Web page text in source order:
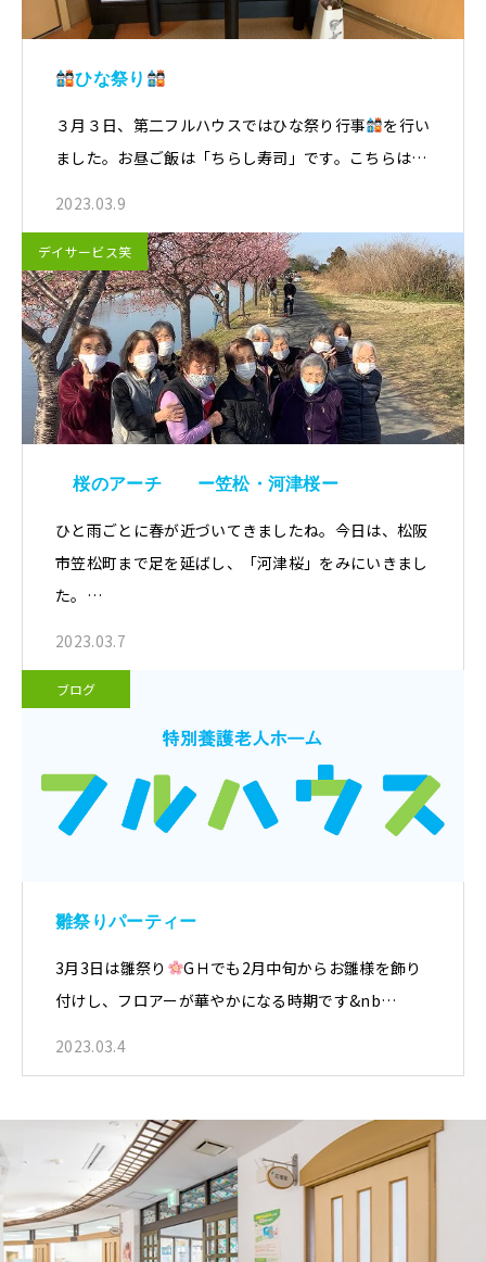
ひな祭り
３月３日、第二フルハウスではひな祭り行事
を行い
ました。お昼ご飯は「ちらし寿司」です。こちらは…
2023.03.9
デイサービス笑
桜のアーチ ー笠松・河津桜ー
ひと雨ごとに春が近づいてきましたね。今日は、松阪
市笠松町まで足を延ばし、「河津桜」をみにいきまし
た。…
2023.03.7
ブログ
雛祭りパーティー
3月3日は雛祭り
GＨでも2月中旬からお雛様を飾り
付けし、フロアーが華やかになる時期です&nb…
2023.03.4